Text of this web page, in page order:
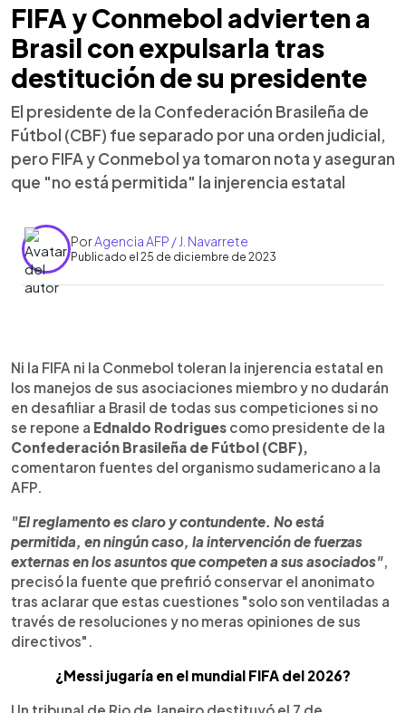
FIFA y Conmebol advierten a
Brasil con expulsarla tras
destitución de su presidente
El presidente de la Confederación Brasileña de
Fútbol (CBF) fue separado por una orden judicial,
pero FIFA y Conmebol ya tomaron nota y aseguran
que "no está permitida" la injerencia estatal
PorAgencia AFP / J. Navarrete
Publicado el 25 de diciembre de 2023
► Escuchar artículo
Ni la FIFA ni la Conmebol toleran la injerencia estatal en
los manejos de sus asociaciones miembro y no dudarán
en desafiliar a Brasil de todas sus competiciones si no
se repone a Ednaldo Rodrigues como presidente de la
Confederación Brasileña de Fútbol (CBF),
comentaron fuentes del organismo sudamericano a la
AFP.
"El reglamento es claro y contundente. No está
permitida, en ningún caso, la intervención de fuerzas
externas en los asuntos que competen a sus asociados",
precisó la fuente que prefirió conservar el anonimato
tras aclarar que estas cuestiones "solo son ventiladas a
través de resoluciones y no meras opiniones de sus
directivos".
¿Messi jugaría en el mundial FIFA del 2026?